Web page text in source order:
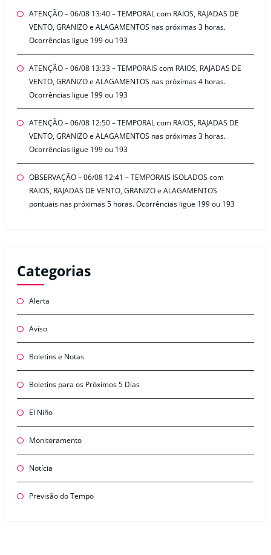
ATENÇÃO – 06/08 13:40 – TEMPORAL com RAIOS, RAJADAS DE
VENTO, GRANIZO e ALAGAMENTOS nas próximas 3 horas.
Ocorrências ligue 199 ou 193
ATENÇÃO – 06/08 13:33 – TEMPORAIS com RAIOS, RAJADAS DE
VENTO, GRANIZO e ALAGAMENTOS nas próximas 4 horas.
Ocorrências ligue 199 ou 193
ATENÇÃO – 06/08 12:50 – TEMPORAL com RAIOS, RAJADAS DE
VENTO, GRANIZO e ALAGAMENTOS nas próximas 3 horas.
Ocorrências ligue 199 ou 193
OBSERVAÇÃO – 06/08 12:41 – TEMPORAIS ISOLADOS com
RAIOS, RAJADAS DE VENTO, GRANIZO e ALAGAMENTOS
pontuais nas próximas 5 horas. Ocorrências ligue 199 ou 193
Categorias
Alerta
Aviso
Boletins e Notas
Boletins para os Próximos 5 Dias
El Niño
Monitoramento
Notícia
Previsão do Tempo